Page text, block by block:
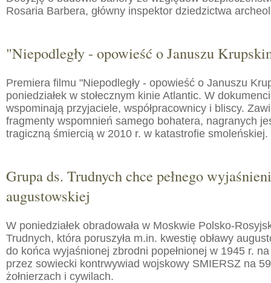
Rosaria Barbera, główny inspektor dziedzictwa
"Niepodległy - opowieść o Januszu
Premiera filmu "Niepodległy - opowieść o Januszu
poniedziałek w stołecznym kinie Atlantic. W
wspominają przyjaciele, współpracownicy i bliscy.
fragmenty wspomnień samego bohatera, nagranych
tragiczną śmiercią w 2010 r. w katastrofie smoleńskiej.
Grupa ds. Trudnych chce pełnego
augustowskiej
W poniedziałek obradowała w Moskwie Polsko-
Trudnych, która poruszyła m.in. kwestię obławy
do końca wyjaśnionej zbrodni popełnionej w 1945 r.
przez sowiecki kontrwywiad wojskowy SMIERSZ na
żołnierzach i cywilach.